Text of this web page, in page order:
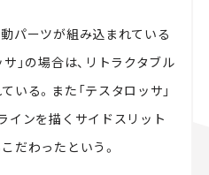
パーツが組み込まれている
」の場合は、リトラクタブル
いる。また「テスタロッサ」
インを描くサイドスリット
だわったという。